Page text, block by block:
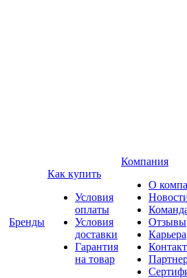
Бренды
Как купить
Условия
оплаты
Условия
доставки
Гарантия
на товар
Компания
О
Отзывы
Карьера